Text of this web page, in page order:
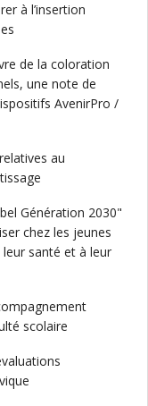
à l’insertion
de la coloration
une note de
AvenirPro /
au
Génération 2030"
chez les jeunes
santé et à leur
scolaire